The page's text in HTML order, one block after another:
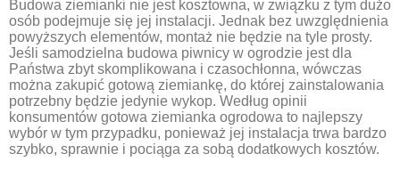
Budowa ziemianki nie jest kosztowna, w związku z tym dużo
osób podejmuje się jej instalacji. Jednak bez uwzględnienia
powyższych elementów, montaż nie będzie na tyle prosty.
Jeśli samodzielna budowa piwnicy w ogrodzie jest dla
Państwa zbyt skomplikowana i czasochłonna, wówczas
można zakupić gotową ziemiankę, do której zainstalowania
potrzebny będzie jedynie wykop. Według opinii
konsumentów gotowa ziemianka ogrodowa to najlepszy
wybór w tym przypadku, ponieważ jej instalacja trwa bardzo
szybko, sprawnie i pociąga za sobą dodatkowych kosztów.